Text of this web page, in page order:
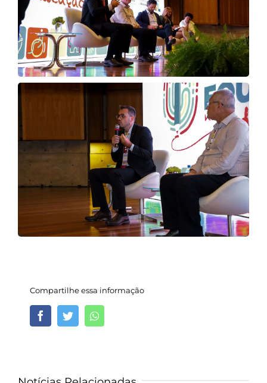
Compartilhe essa informação
FacebookTwitterWhatsapp